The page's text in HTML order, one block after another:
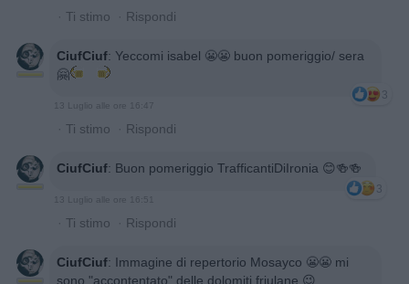
· Ti stimo · Rispondi
CiufCiuf: Yeccomi isabel 😬😬 buon pomeriggio/ sera
🤗
3
13 Luglio alle ore 16:47
· Ti stimo · Rispondi
CiufCiuf: Buon pomeriggio TrafficantiDiIronia 😊🍻🍻
3
· Ti stimo · Rispondi
CiufCiuf: Immagine di repertorio Mosayco 😬😬 mi
sono "accontentato" delle dolomiti friulane 😉